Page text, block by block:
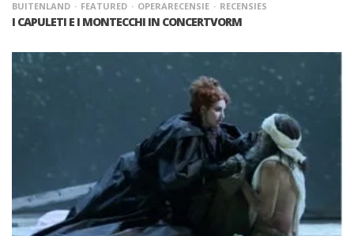
BUITENLAND FEATURED OPERARECENSIE RECENSIES
I CAPULETI E I MONTECCHI IN CONCERTVORM